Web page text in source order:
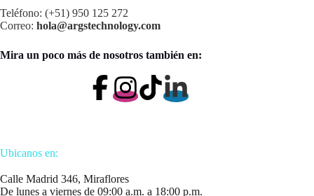
Teléfono: (+51) 950 125 272
Correo: hola@argstechnology.com
Mira un poco más de nosotros también en:
Ubicanos en:
Calle Madrid 346, Miraflores
De lunes a viernes de 09:00 a.m. a 18:00 p.m.